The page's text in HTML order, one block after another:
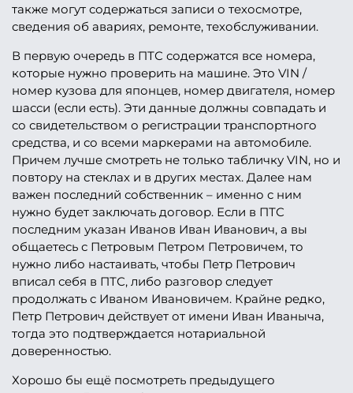
также могут содержаться записи о техосмотре,
сведения об авариях, ремонте, техобслуживании.
В первую очередь в ПТС содержатся все номера,
которые нужно проверить на машине. Это VIN /
номер кузова для японцев, номер двигателя, номер
шасси (если есть). Эти данные должны совпадать и
со свидетельством о регистрации транспортного
средства, и со всеми маркерами на автомобиле.
Причем лучше смотреть не только табличку VIN, но и
повтору на стеклах и в других местах. Далее нам
важен последний собственник – именно с ним
нужно будет заключать договор. Если в ПТС
последним указан Иванов Иван Иванович, а вы
общаетесь с Петровым Петром Петровичем, то
нужно либо настаивать, чтобы Петр Петрович
вписал себя в ПТС, либо разговор следует
продолжать с Иваном Ивановичем. Крайне редко,
Петр Петрович действует от имени Иван Иваныча,
тогда это подтверждается нотариальной
доверенностью.
Хорошо бы ещё посмотреть предыдущего